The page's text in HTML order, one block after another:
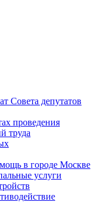
Совета депутатов
проведения
труда
в городе Москве
услуги